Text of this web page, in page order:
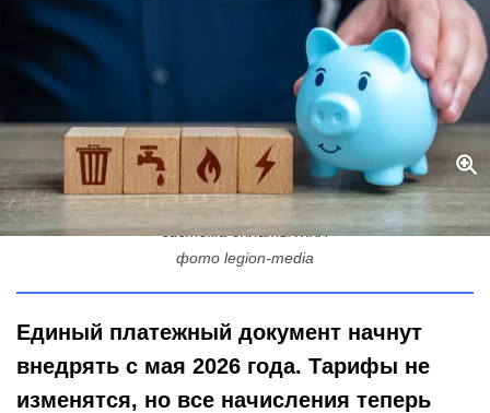
Вместо стопки квитанций - один документ: россиян ждет новая
система оплаты ЖКХ
фото legion-media
Единый платежный документ начнут
внедрять с мая 2026 года. Тарифы не
изменятся, но все начисления теперь